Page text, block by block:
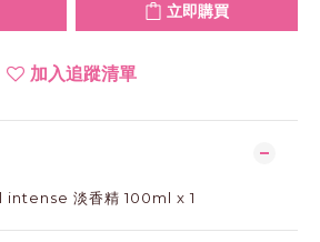
立即購買
加入追蹤清單
淡香精 100ml x 1